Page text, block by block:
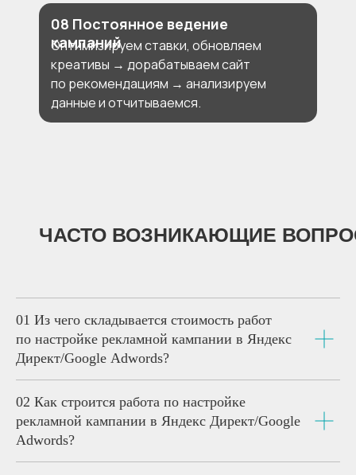
Оптимизируем ставки, обновляем
креативы → дорабатываем сайт
по рекомендациям → анализируем
данные и отчитываемся.
08 Постоянное ведение
кампаний
ЧАСТО ВОЗНИКАЮЩИЕ
01 Из чего складывается стоимость работ
по настройке рекламной кампании в Яндекс
Директ/Google Adwords?
02 Как строится работа по настройке
рекламной кампании в Яндекс Директ/Google
Adwords?